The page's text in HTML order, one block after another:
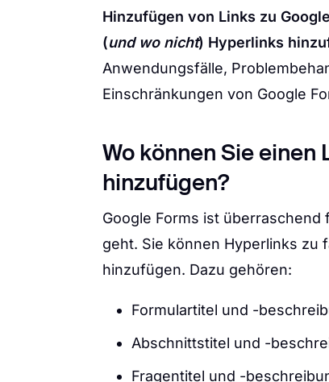
Hinzufügen von Links zu
(und wo nicht) Hyperlinks
Anwendungsfälle,
Einschränkungen von Google
Wo können Sie einen
hinzufügen?
Google Forms ist
geht. Sie können Hyperlinks zu
hinzufügen. Dazu gehören:
Formulartitel und -
Abschnittstitel und -
Fragentitel und -